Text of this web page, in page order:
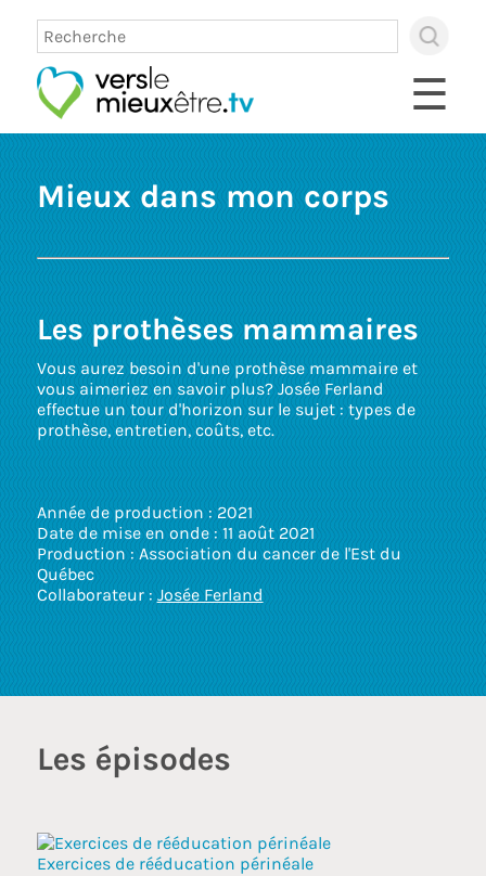
×
to
to
go
to
can
use
and
☰
Mieux dans mon corps
Les prothèses mammaires
Vous aurez besoin d'une prothèse mammaire et
vous aimeriez en savoir plus? Josée Ferland
effectue un tour d'horizon sur le sujet : types de
prothèse, entretien, coûts, etc.
Année de production : 2021
Date de mise en onde : 11 août 2021
Production : Association du cancer de l'Est du
Québec
Collaborateur : Josée Ferland
Les épisodes
Exercices de rééducation périnéale